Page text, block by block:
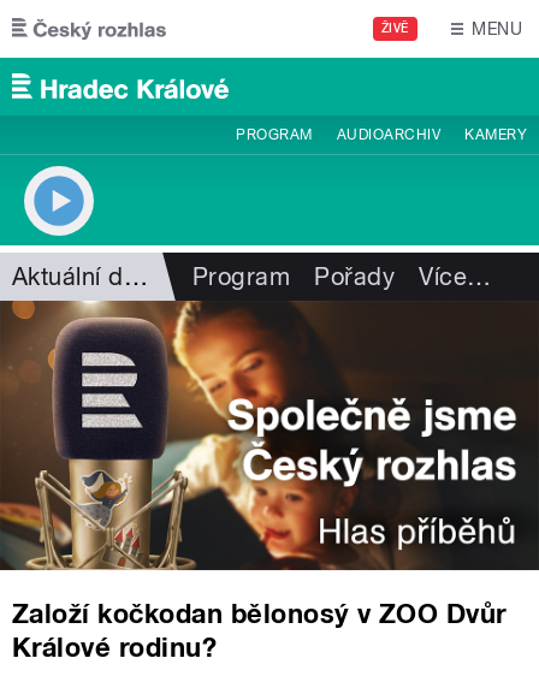
Přejít k hlavnímu obsahu
ŽIVĚ MENU
PROGRAM AUDIOARCHIV KAMERY
Aktuální dění Program Pořady Více…
Založí kočkodan bělonosý v ZOO Dvůr
Králové rodinu?